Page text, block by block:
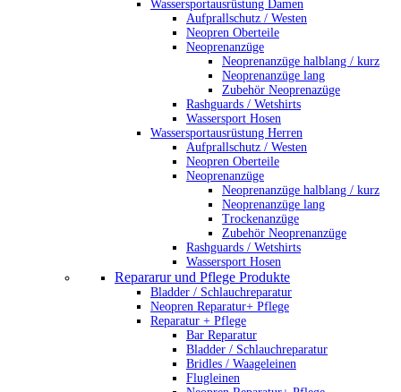
Wassersportausrüstung Damen
Aufprallschutz / Westen
Neopren Oberteile
Neoprenanzüge
Neoprenanzüge halblang / kurz
Neoprenanzüge lang
Zubehör Neoprenazüge
Rashguards / Wetshirts
Wassersport Hosen
Wassersportausrüstung Herren
Aufprallschutz / Westen
Neopren Oberteile
Neoprenanzüge
Neoprenanzüge halblang / kurz
Neoprenanzüge lang
Trockenanzüge
Zubehör Neoprenanzüge
Rashguards / Wetshirts
Wassersport Hosen
Repararur und Pflege Produkte
Bladder / Schlauchreparatur
Neopren Reparatur+ Pflege
Reparatur + Pflege
Bar Reparatur
Bladder / Schlauchreparatur
Bridles / Waageleinen
Flugleinen